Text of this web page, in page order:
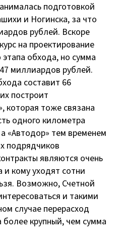
подготовкой
и Ногинска, за что
рублей. Вскоре
на проектирование
обхода, но сумма
миллиардов рублей.
составит 66
построит
которая тоже связана
одного километра
«Автодор» тем временем
подрядчиков
являются очень
и кому уходят сотни
Возможно, Счетной
и такими
случае перерасход
крупный, чем сумма